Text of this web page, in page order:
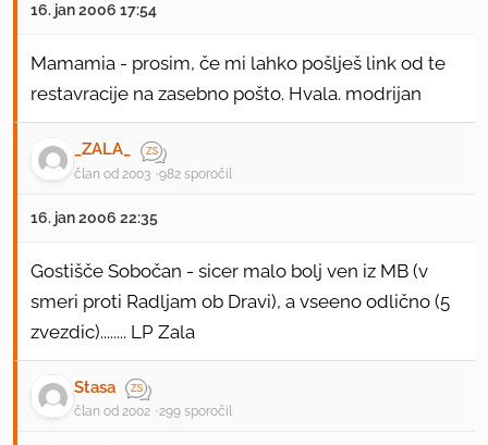
16. jan 2006 17:54
Mamamia - prosim, če mi lahko pošlješ link od te
restavracije na zasebno pošto. Hvala. modrijan
_ZALA_
član od 2003 982 sporočil
16. jan 2006 22:35
Gostišče Sobočan - sicer malo bolj ven iz MB (v
smeri proti Radljam ob Dravi), a vseeno odlično (5
zvezdic)........ LP Zala
Stasa
član od 2002 299 sporočil